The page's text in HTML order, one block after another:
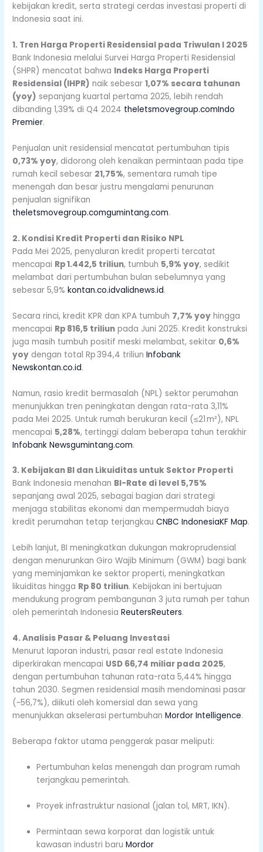
kebijakan kredit, serta strategi cerdas investasi properti di
Indonesia saat ini.
1. Tren Harga Properti Residensial pada Triwulan I 2025
Bank Indonesia melalui Survei Harga Properti Residensial
(SHPR) mencatat bahwa Indeks Harga Properti
Residensial (IHPR) naik sebesar1,07% secara tahunan
(yoy) sepanjang kuartal pertama 2025, lebih rendah
dibanding 1,39% di Q4 2024 theletsmovegroup.comIndo
Premier.
Penjualan unit residensial mencatat pertumbuhan tipis
0,73% yoy, didorong oleh kenaikan permintaan pada tipe
rumah kecil sebesar 21,75%, sementara rumah tipe
menengah dan besar justru mengalami penurunan
penjualan signifikan
theletsmovegroup.comgumintang.com.
2. Kondisi Kredit Properti dan Risiko NPL
Pada Mei 2025, penyaluran kredit properti tercatat
mencapai Rp 1.442,5 triliun, tumbuh 5,9% yoy, sedikit
melambat dari pertumbuhan bulan sebelumnya yang
sebesar 5,9%kontan.co.idvalidnews.id.
Secara rinci, kredit KPR dan KPA tumbuh 7,7% yoy hingga
mencapai Rp 816,5 triliun pada Juni 2025. Kredit konstruksi
juga masih tumbuh positif meski melambat, sekitar 0,6%
yoy dengan total Rp 394,4 triliunInfobank
Newskontan.co.id.
Namun, rasio kredit bermasalah (NPL) sektor perumahan
menunjukkan tren peningkatan dengan rata-rata 3,11%
pada Mei 2025. Untuk rumah berukuran kecil (≤21 m²), NPL
mencapai 5,28%, tertinggi dalam beberapa tahun terakhir
Infobank Newsgumintang.com.
3. Kebijakan BI dan Likuiditas untuk Sektor Properti
Bank Indonesia menahan BI-Rate di level 5,75%
sepanjang awal 2025, sebagai bagian dari strategi
menjaga stabilitas ekonomi dan mempermudah biaya
kredit perumahan tetap terjangkauCNBC IndonesiaKF Map.
Lebih lanjut, BI meningkatkan dukungan makroprudensial
dengan menurunkan Giro Wajib Minimum (GWM) bagi bank
yang meminjamkan ke sektor properti, meningkatkan
likuiditas hingga Rp 80 triliun. Kebijakan ini bertujuan
mendukung program pembangunan 3 juta rumah per tahun
oleh pemerintah IndonesiaReutersReuters.
4. Analisis Pasar & Peluang Investasi
Menurut laporan industri, pasar real estate Indonesia
diperkirakan mencapai USD 66,74 miliar pada 2025,
dengan pertumbuhan tahunan rata-rata 5,44% hingga
tahun 2030. Segmen residensial masih mendominasi pasar
(~56,7%), diikuti oleh komersial dan sewa yang
menunjukkan akselerasi pertumbuhanMordor Intelligence.
Beberapa faktor utama penggerak pasar meliputi:
Pertumbuhan kelas menengah dan program rumah
terjangkau pemerintah.
Proyek infrastruktur nasional (jalan tol, MRT, IKN).
Permintaan sewa korporat dan logistik untuk
kawasan industri baruMordor